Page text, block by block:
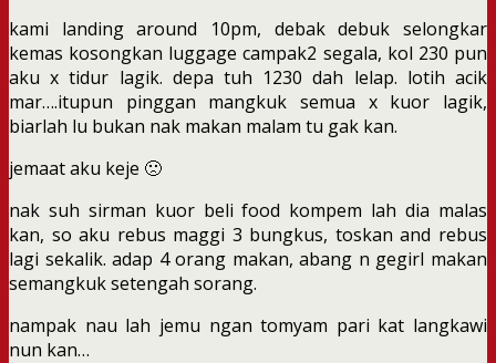
kami landing around 10pm, debak debuk selongkar
kemas kosongkan luggage campak2 segala, kol 230 pun
aku x tidur lagik. depa tuh 1230 dah lelap. lotih acik
mar….itupun pinggan mangkuk semua x kuor lagik,
biarlah lu bukan nak makan malam tu gak kan.
jemaat aku keje 🙁
nak suh sirman kuor beli food kompem lah dia malas
kan, so aku rebus maggi 3 bungkus, toskan and rebus
lagi sekalik. adap 4 orang makan, abang n gegirl makan
semangkuk setengah sorang.
nampak nau lah jemu ngan tomyam pari kat langkawi
nun kan…